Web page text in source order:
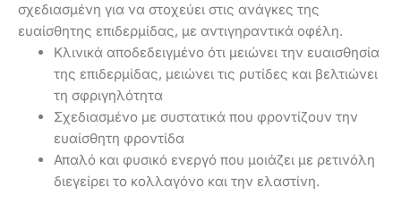
σχεδιασμένη για να στοχεύει στις ανάγκες της
ευαίσθητης επιδερμίδας, με αντιγηραντικά οφέλη.
Κλινικά αποδεδειγμένο ότι μειώνει την ευαισθησία
της επιδερμίδας, μειώνει τις ρυτίδες και βελτιώνει
τη σφριγηλότητα
Σχεδιασμένο με συστατικά που φροντίζουν την
ευαίσθητη φροντίδα
Απαλό και φυσικό ενεργό που μοιάζει με ρετινόλη
διεγείρει το κολλαγόνο και την ελαστίνη.